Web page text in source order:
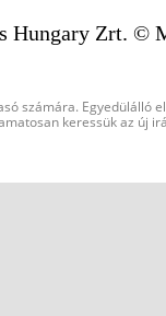
Hungary Zrt. ©
számára. Egyedülálló
keressük az új